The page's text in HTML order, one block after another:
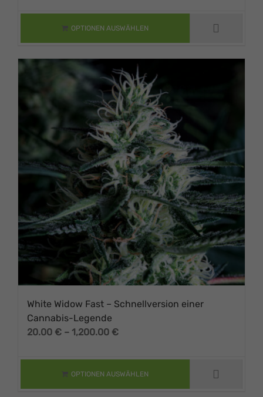
bis
1,200.00 €
OPTIONEN AUSWÄHLEN
VARIANTEN AUF.
KÖNNEN AUF DER
PRODUKTSEITE
White Widow Fast – Schnellversion einer
Cannabis-Legende
20.00 € – 1,200.00 €Preisspanne:
bis
1,200.00 €
OPTIONEN AUSWÄHLEN
DIESES PRODUKT
VARIANTEN AUF.
KÖNNEN AUF DER
PRODUKTSEITE